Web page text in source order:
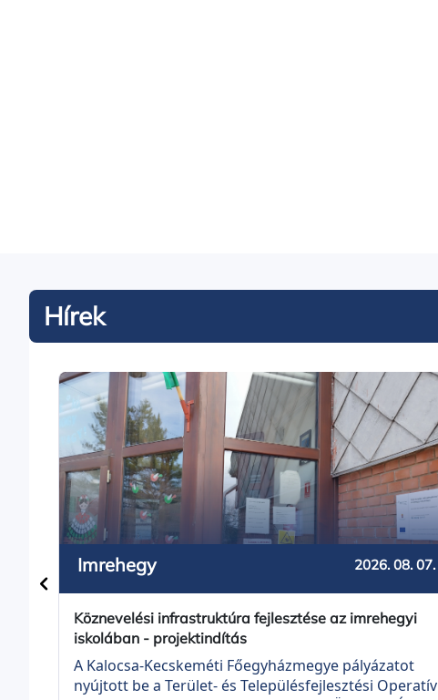
Hírek
Imrehegy 2026. 08. 07.
Köznevelési infrastruktúra fejlesztése az imrehegyi
iskolában - projektindítás
A Kalocsa-Kecskeméti Főegyházmegye pályázatot
nyújtott be a Terület- és Településfejlesztési Operatív